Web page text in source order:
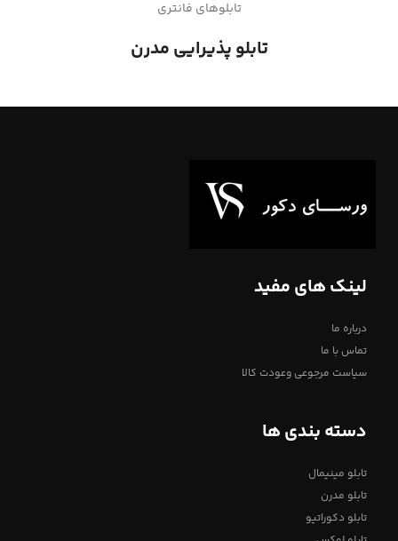
تابلوهای فانتری
تابلو پذیرایی مدرن
لینک های مفید
درباره ما
تماس با ما
سیاست مرجوعی وعودت کالا
دسته بندی ها
تابلو مینیمال
تابلو مدرن
تابلو دکوراتیو